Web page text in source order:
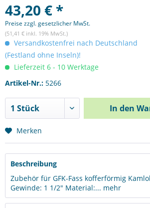
43,20 € *
Preise zzgl. gesetzlicher MwSt.
(51,41 € inkl. 19% MwSt.)
Versandkostenfrei nach Deutschland
(Festland ohne Inseln)!
Lieferzeit 6 - 10 Werktage
Artikel-Nr.: 5266
In den
Merken
Beschreibung
Zubehör für GFK-Fass kofferförmig
Gewinde: 1 1/2" Material:... mehr